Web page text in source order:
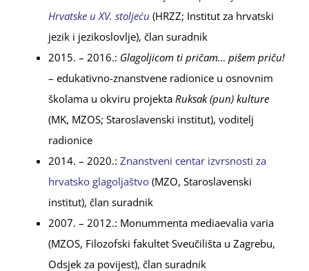
Hrvatske u XV. stoljeću (HRZZ; Institut za hrvatski
jezik i jezikoslovlje), član suradnik
2015. – 2016.: Glagoljicom ti pričam… pišem priču!
– edukativno-znanstvene radionice u osnovnim
školama u okviru projekta Ruksak (pun) kulture
(MK, MZOS; Staroslavenski institut), voditelj
radionice
2014. – 2020.: Znanstveni centar izvrsnosti za
hrvatsko glagoljaštvo(MZO, Staroslavenski
institut), član suradnik
2007. – 2012.: Monummenta mediaevalia varia
(MZOS, Filozofski fakultet Sveučilišta u Zagrebu,
Odsjek za povijest), član suradnik